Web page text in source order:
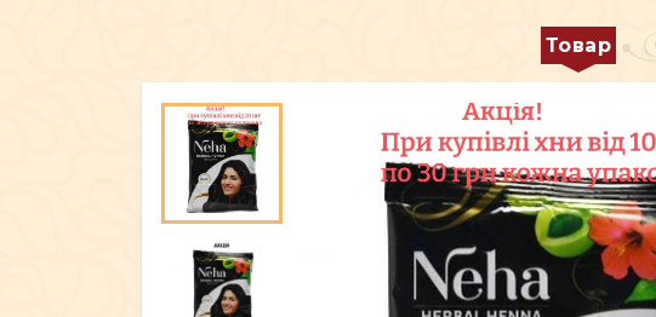
ЕКСКЛЮЗИВ
Товар